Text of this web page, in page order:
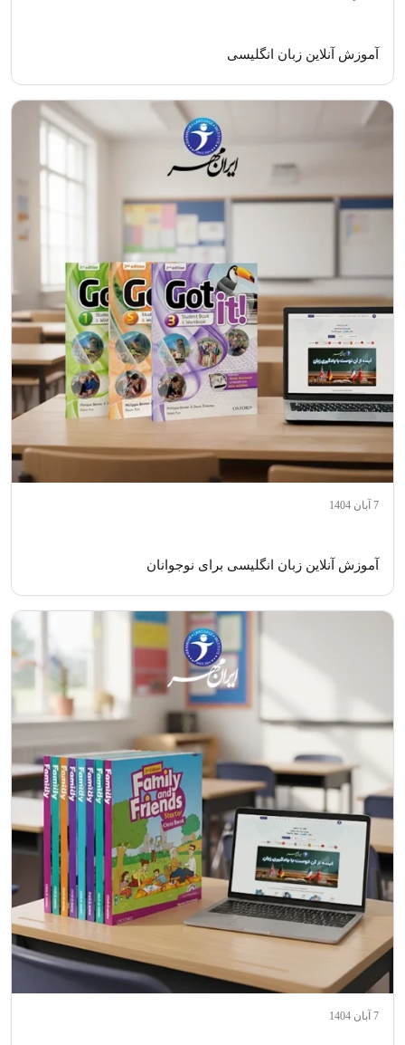
آموزش آنلاین زبان انگلیسی
7 آبان 1404
آموزش آنلاین زبان انگلیسی برای نوجوانان
7 آبان 1404